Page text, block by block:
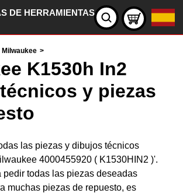
DE HERRAMIENTAS
Milwaukee >
K1530h In2
y piezas
las piezas y dibujos técnicos
4000455920 ( K1530HIN2 )'.
pedir todas las piezas deseadas
muchas piezas de repuesto, es